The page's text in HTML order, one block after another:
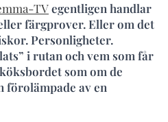
TVegentligen handlar
färgprover. Eller om det
Personligheter.
i rutan och vem som får
som om de
förolämpade av en